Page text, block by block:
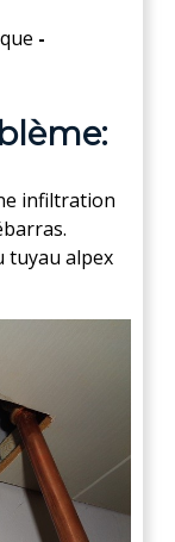
-
infiltration
tuyau alpex